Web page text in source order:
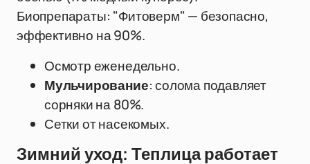
Биопрепараты: "Фитоверм" — безопасно,
эффективно на 90%.
Осмотр еженедельно.
Мульчирование: солома подавляет
сорняки на 80%.
Сетки от насекомых.
Зимний уход: Теплица работает